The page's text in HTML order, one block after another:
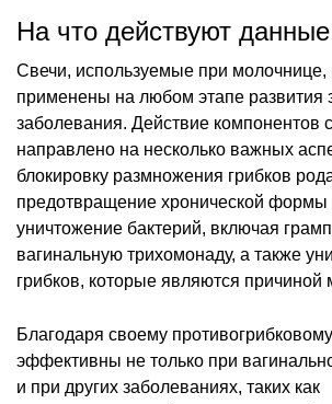
На что действуют
Свечи, используемые при молочнице,
применены на любом этапе развития
заболевания. Действие компонентов
направлено на несколько важных
блокировку размножения грибков
предотвращение хронической
уничтожение бактерий, включая
вагинальную трихомонаду, а также
грибков, которые являются причиной
Благодаря своему
эффективны не только при
и при других заболеваниях, таких как